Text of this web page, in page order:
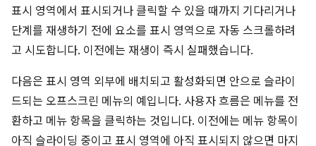
표시 영역에서 표시되거나 클릭할 수 있을 때까지 기다리거나
단계를 재생하기 전에 요소를 표시 영역으로 자동 스크롤하려
고 시도합니다. 이전에는 재생이 즉시 실패했습니다.
다음은 표시 영역 외부에 배치되고 활성화되면 안으로 슬라이
드되는 오프스크린 메뉴의 예입니다. 사용자 흐름은 메뉴를 전
환하고 메뉴 항목을 클릭하는 것입니다. 이전에는 메뉴 항목이
아직 슬라이딩 중이고 표시 영역에 아직 표시되지 않으면 마지